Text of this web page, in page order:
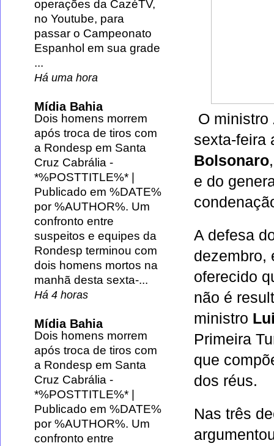
O ministro
sexta-feira
Bolsonaro
e do
A defesa
dezembro,
oferecido
não é
ministro
Primeira
que
dos réus.
Nas três
operações da CazéTV,
no Youtube, para
passar o Campeonato
Espanhol em sua grade
...
Há uma hora
Mídia Bahia
Dois homens morrem
após troca de tiros com
a Rondesp em Santa
Cruz Cabrália -
*%POSTTITLE%* |
Publicado em %DATE%
por %AUTHOR%. Um
confronto entre
suspeitos e equipes da
Rondesp terminou com
dois homens mortos na
manhã desta sexta-...
Há 4 horas
Mídia Bahia
Dois homens morrem
após troca de tiros com
a Rondesp em Santa
Cruz Cabrália -
*%POSTTITLE%* |
Publicado em %DATE%
por %AUTHOR%. Um
confronto entre